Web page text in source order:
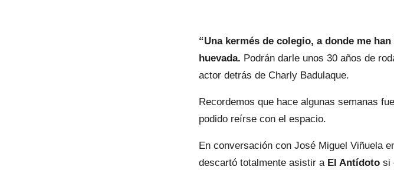
“Una kermés de colegio, a donde me
huevada. Podrán darle unos 30 años de
actor detrás de Charly Badulaque.
Recordemos que hace algunas semanas
podido reírse con el espacio.
En conversación con José Miguel Viñuela
descartó totalmente asistir a El Antídoto si